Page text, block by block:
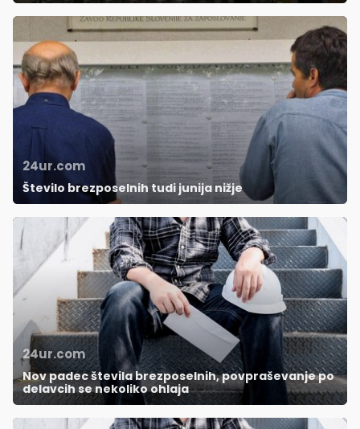
24ur.com
Število brezposelnih tudi junija nižje
24ur.com
Nov padec števila brezposelnih, povpraševanje po
delavcih se nekoliko ohlaja